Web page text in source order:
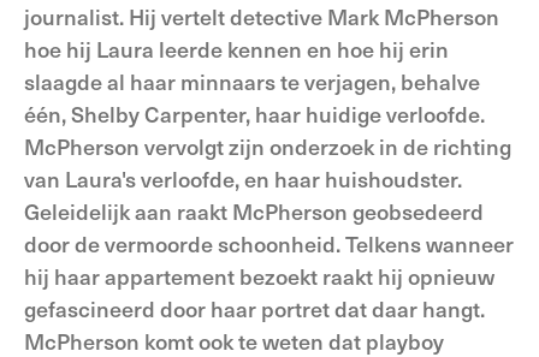
journalist. Hij vertelt detective Mark McPherson
hoe hij Laura leerde kennen en hoe hij erin
slaagde al haar minnaars te verjagen, behalve
één, Shelby Carpenter, haar huidige verloofde.
McPherson vervolgt zijn onderzoek in de richting
van Laura's verloofde, en haar huishoudster.
Geleidelijk aan raakt McPherson geobsedeerd
door de vermoorde schoonheid. Telkens wanneer
hij haar appartement bezoekt raakt hij opnieuw
gefascineerd door haar portret dat daar hangt.
McPherson komt ook te weten dat playboy